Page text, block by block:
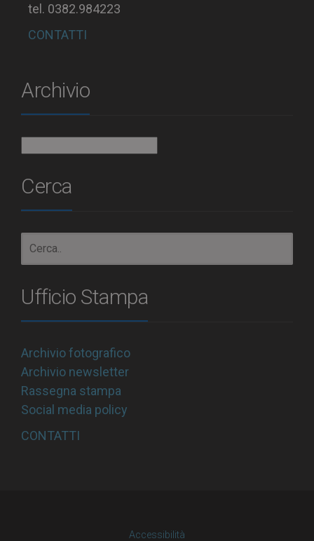
tel. 0382.984223
CONTATTI
Archivio
Cerca
Ufficio Stampa
Archivio fotografico
Archivio newsletter
Rassegna stampa
Social media policy
CONTATTI
Accessibilità